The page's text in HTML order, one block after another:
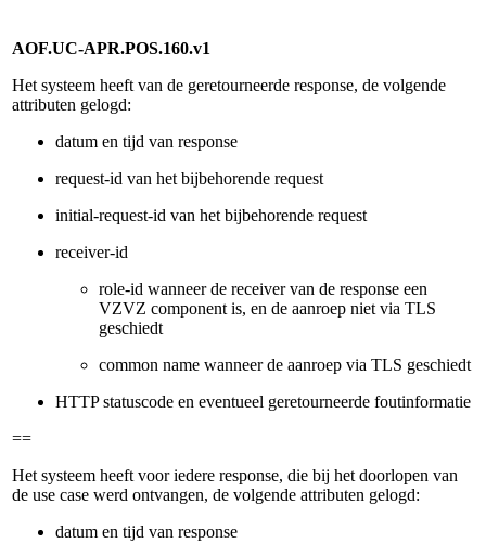
AOF.UC-APR.POS.160.v1
Het systeem heeft van de geretourneerde response, de volgende
attributen gelogd:
datum en tijd van response
request-id van het bijbehorende request
initial-request-id van het bijbehorende request
receiver-id
role-id wanneer de receiver van de response een
VZVZ component is, en de aanroep niet via TLS
geschiedt
common name wanneer de aanroep via TLS geschiedt
HTTP statuscode en eventueel geretourneerde foutinformatie
==
Het systeem heeft voor iedere response, die bij het doorlopen van
de use case werd ontvangen, de volgende attributen gelogd:
datum en tijd van response